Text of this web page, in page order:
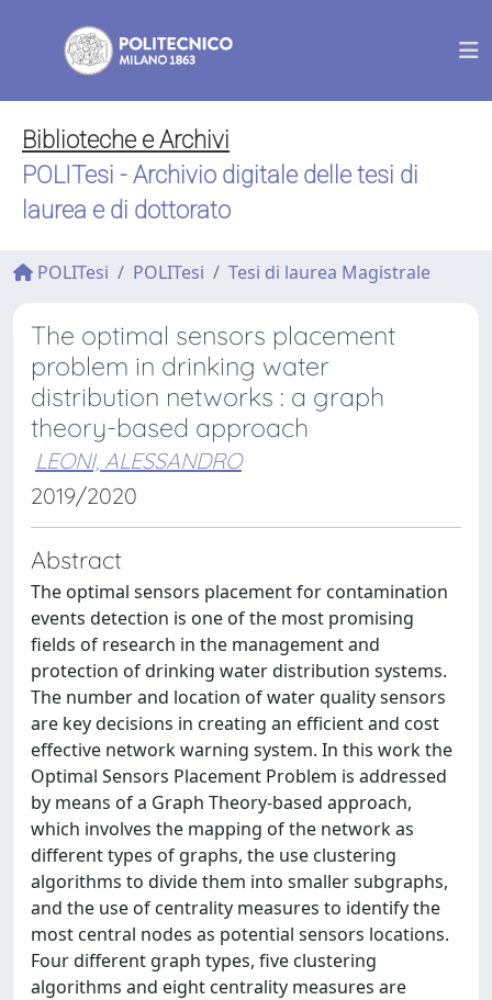
Biblioteche e Archivi
POLITesi - Archivio digitale delle tesi di
laurea e di dottorato
POLITesi POLITesi Tesi di laurea Magistrale
The optimal sensors placement
problem in drinking water
distribution networks : a graph
theory-based approach
LEONI, ALESSANDRO
2019/2020
Abstract
The optimal sensors placement for contamination
events detection is one of the most promising
fields of research in the management and
protection of drinking water distribution systems.
The number and location of water quality sensors
are key decisions in creating an efficient and cost
effective network warning system. In this work the
Optimal Sensors Placement Problem is addressed
by means of a Graph Theory-based approach,
which involves the mapping of the network as
different types of graphs, the use clustering
algorithms to divide them into smaller subgraphs,
and the use of centrality measures to identify the
most central nodes as potential sensors locations.
Four different graph types, five clustering
algorithms and eight centrality measures are